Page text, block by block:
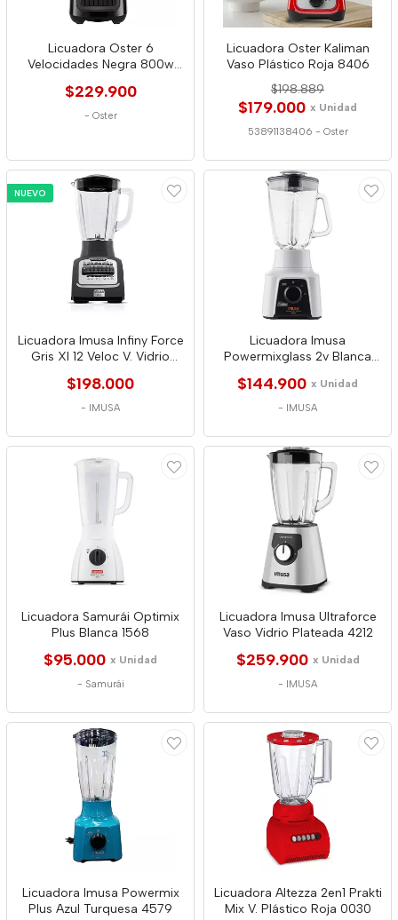
Licuadora Oster 6
Velocidades Negra 800w
$229.900
- Oster
Licuadora Oster Kaliman
Vaso Plástico Roja 8406
$198.889
$179.000 x Unidad
53891138406 - Oster
NUEVO
Licuadora Imusa Infiny Force
Gris Xl 12 Veloc V. Vidrio
$198.000
- IMUSA
Licuadora Imusa
Powermixglass 2v Blanca
$144.900 x Unidad
- IMUSA
Licuadora Samurái Optimix
Plus Blanca 1568
$95.000 x Unidad
- Samurái
Licuadora Imusa Ultraforce
Vaso Vidrio Plateada 4212
$259.900 x Unidad
- IMUSA
Licuadora Imusa Powermix
Plus Azul Turquesa 4579
Licuadora Altezza 2en1 Prakti
Mix V. Plástico Roja 0030